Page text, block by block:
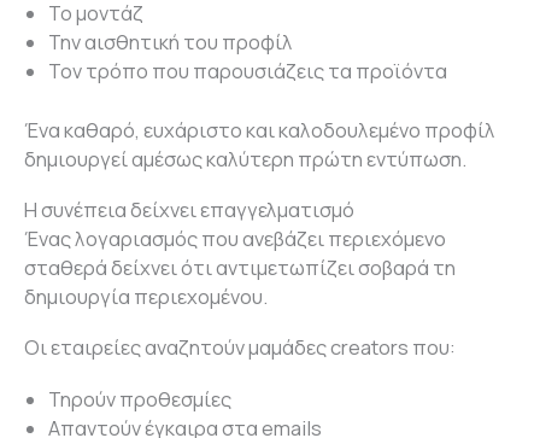
Το μοντάζ
Την αισθητική του προφίλ
Τον τρόπο που παρουσιάζεις τα προϊόντα
Ένα καθαρό, ευχάριστο και καλοδουλεμένο προφίλ
δημιουργεί αμέσως καλύτερη πρώτη εντύπωση.
Η συνέπεια δείχνει επαγγελματισμό
Ένας λογαριασμός που ανεβάζει περιεχόμενο
σταθερά δείχνει ότι αντιμετωπίζει σοβαρά τη
δημιουργία περιεχομένου.
Οι εταιρείες αναζητούν μαμάδες creators που:
Τηρούν προθεσμίες
Απαντούν έγκαιρα στα emails